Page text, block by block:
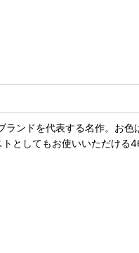
ンドを代表する名作。お
としてもお使いいただけ